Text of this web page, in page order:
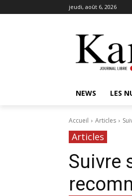
jeudi, août 6, 2026
NEWS LES
Accueil Articles
Articles
Suivre